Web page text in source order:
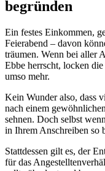
begründen
Ein festes Einkommen,
Feierabend – davon
träumen. Wenn bei aller
Ebbe herrscht, locken
umso mehr.
Kein Wunder also, dass
nach einem
sehnen. Doch selbst
in Ihrem Anschreiben so
Stattdessen gilt es, der
für das